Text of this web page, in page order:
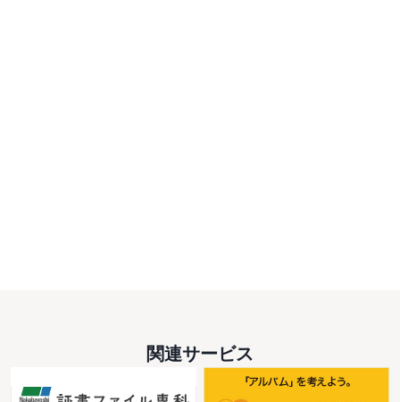
関連サービス